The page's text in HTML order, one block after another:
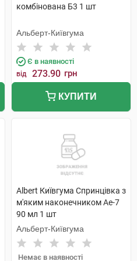
комбінована Б3 1 шт
Альберт-Київгума
Є в наявності
від 273.90 грн
КУПИТИ
Albert Київгума Спринцівка з
м'яким наконечником Ае-7
90 мл 1 шт
Альберт-Київгума
Немає в наявності